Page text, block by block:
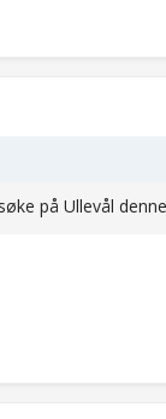
på Ullevål